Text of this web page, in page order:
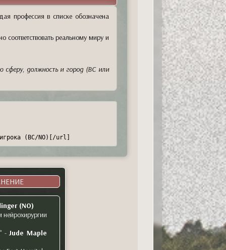
профессия в списке обозначена
соответствовать реальному миру и
сферу, должность и город (BC или
(BC/NO)[/url]
(NO)
-Jude Maple